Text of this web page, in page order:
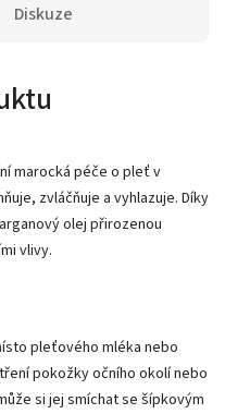
Diskuze
marocká péče o pleť v
zvláčňuje a vyhlazuje. Díky
olej přirozenou
vlivy.
pleťového mléka nebo
pokožky očního okolí nebo
si jej smíchat se šípkovým